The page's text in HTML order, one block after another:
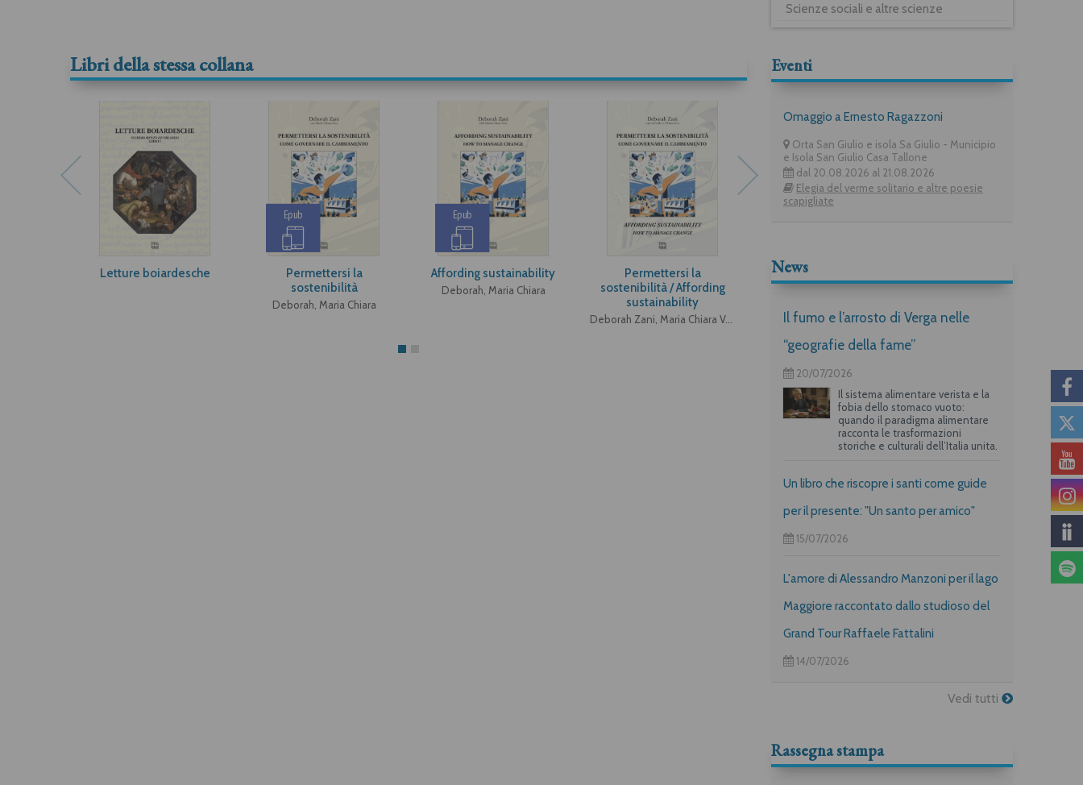
Libri della stessa collana
Letture boiardesche
Epub
Permettersi la
sostenibilità
Deborah, Maria Chiara
Epub
Affording sustainability
Deborah, Maria Chiara
Permettersi la
sostenibilità / Affording
sustainability
Deborah Zani, Maria Chiara Voci
Monachesimo femminile
cistercense
Scienze sociali e altre scienze
Eventi
Omaggio a Ernesto Ragazzoni
Orta San Giulio e isola Sa Giulio - Municipio
e Isola San Giulio Casa Tallone
dal 20.08.2026 al 21.08.2026
Elegia del verme solitario e altre poesie
scapigliate
News
Il fumo e l’arrosto di Verga nelle
“geografie della fame”
20/07/2026
Il sistema alimentare verista e la
fobia dello stomaco vuoto:
quando il paradigma alimentare
racconta le trasformazioni
storiche e culturali dell’Italia unita.
Un libro che riscopre i santi come guide
per il presente: "Un santo per amico"
15/07/2026
L'amore di Alessandro Manzoni per il lago
Maggiore raccontato dallo studioso del
Grand Tour Raffaele Fattalini
14/07/2026
Vedi tutti
Rassegna stampa